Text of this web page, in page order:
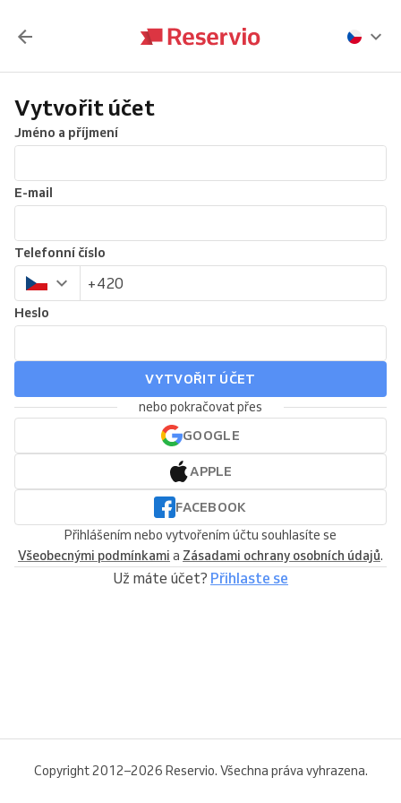
Vytvořit účet
Jméno a příjmení
E-mail
Telefonní číslo
Heslo
VYTVOŘIT ÚČET
nebo pokračovat přes
GOOGLE
APPLE
FACEBOOK
Přihlášením nebo vytvořením účtu souhlasíte se
Všeobecnými podmínkami a Zásadami ochrany osobních údajů.
Už máte účet? Přihlaste se
Copyright 2012–2026 Reservio. Všechna práva vyhrazena.